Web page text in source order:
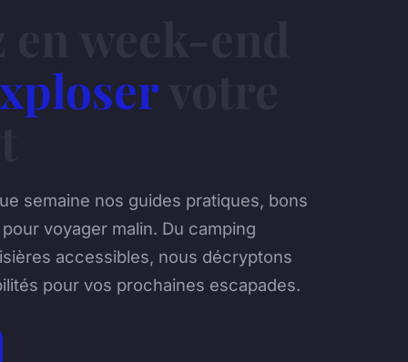
votre
semaine nos guides pratiques, bons
voyager malin. Du camping
accessibles, nous décryptons
pour vos prochaines escapades.